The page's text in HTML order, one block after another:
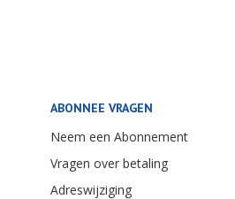
ABONNEE VRAGEN
Neem een Abonnement
Vragen over betaling
Adreswijziging